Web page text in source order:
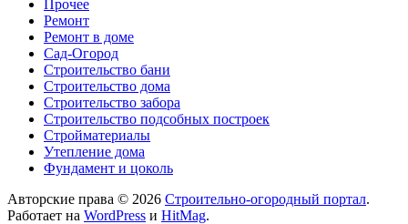
Прочее
Ремонт
Ремонт в доме
Сад-Огород
Строительство бани
Строительство дома
Строительство забора
Строительство подсобных построек
Стройматериалы
Утепление дома
Фундамент и цоколь
Авторские права © 2026 Строительно-огородный портал.
Работает на WordPress и HitMag.